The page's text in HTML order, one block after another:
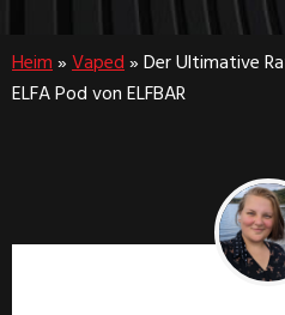
Wicked
Heim » Vaped » Der Ultimative
ELFA Pod von ELFBAR